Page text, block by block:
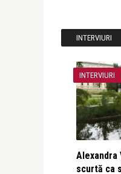
INTERVIURI
INTERVIURI
Alexandra
scurtă ca